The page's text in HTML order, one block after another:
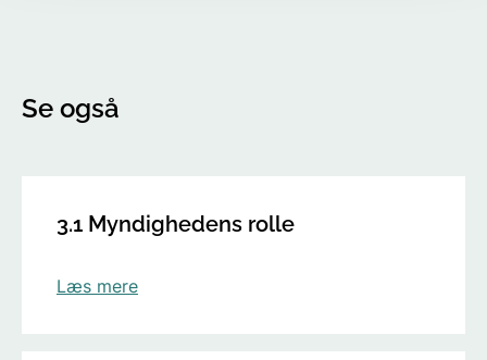
Se også
3.1 Myndighedens rolle
Læs mere